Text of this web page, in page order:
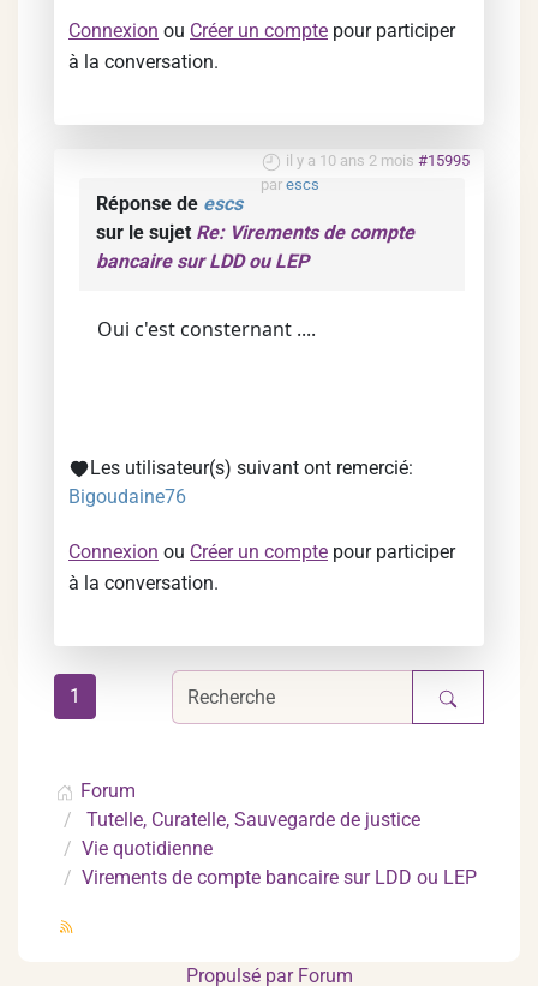
Connexion ou Créer un compte pour participer
à la conversation.
il y a 10 ans 2 mois #15995
par escs
Réponse de escs
sur le sujet Re: Virements de compte
bancaire sur LDD ou LEP
Oui c'est consternant ....
Les utilisateur(s) suivant ont remercié:
Bigoudaine76
Connexion ou Créer un compte pour participer
à la conversation.
1
Forum
Tutelle, Curatelle, Sauvegarde de justice
Vie quotidienne
Virements de compte bancaire sur LDD ou LEP
Propulsé par Forum